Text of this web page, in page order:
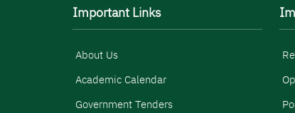
Important Links
About Us
Academic Calendar
Government Tenders